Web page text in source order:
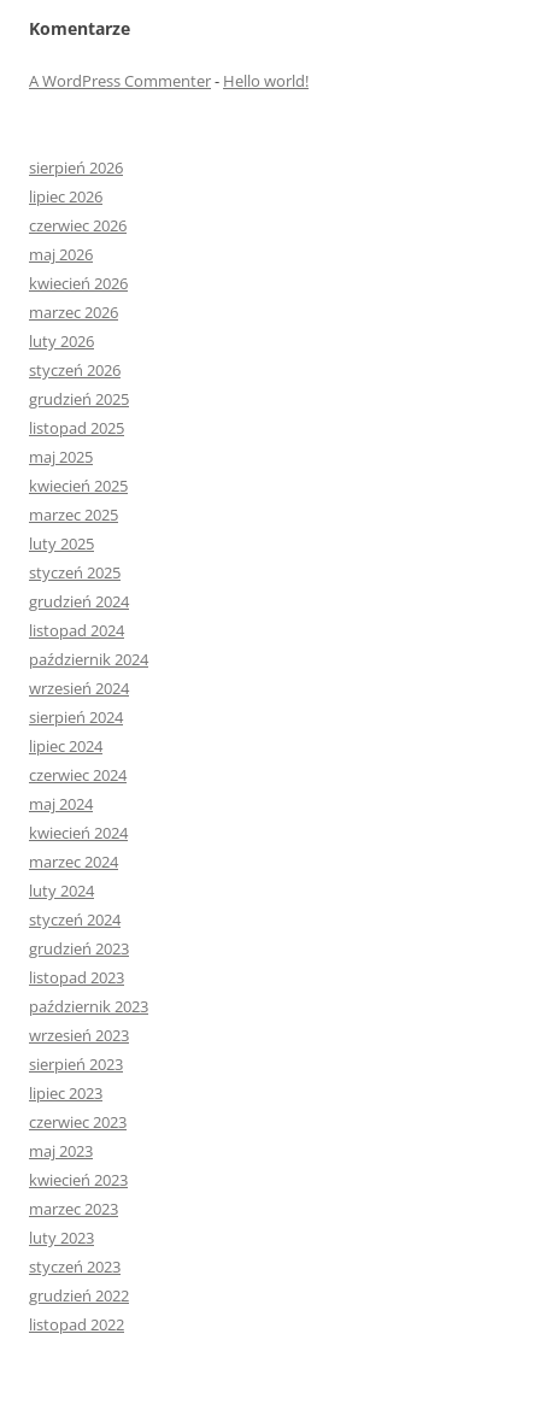
Komentarze
A WordPress Commenter- Hello world!
sierpień 2026
lipiec 2026
czerwiec 2026
maj 2026
kwiecień 2026
marzec 2026
luty 2026
styczeń 2026
grudzień 2025
listopad 2025
maj 2025
kwiecień 2025
marzec 2025
luty 2025
styczeń 2025
grudzień 2024
listopad 2024
październik 2024
wrzesień 2024
sierpień 2024
lipiec 2024
czerwiec 2024
maj 2024
kwiecień 2024
marzec 2024
luty 2024
styczeń 2024
grudzień 2023
listopad 2023
październik 2023
wrzesień 2023
sierpień 2023
lipiec 2023
czerwiec 2023
maj 2023
kwiecień 2023
marzec 2023
luty 2023
styczeń 2023
grudzień 2022
listopad 2022